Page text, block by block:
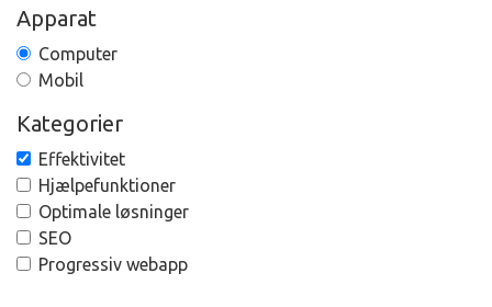
Apparat
Computer
Mobil
Kategorier
Effektivitet
Hjælpefunktioner
Optimale løsninger
SEO
Progressiv webapp